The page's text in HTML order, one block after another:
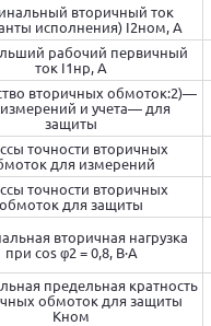
вторичный ток
исполнения) I2ном, А
рабочий первичный
ток I1нр, А
вторичных обмоток:2)—
и учета— для
защиты
точности вторичных
для измерений
точности вторичных
обмоток для защиты
вторичная нагрузка
при cos φ2 = 0,8, В·А
предельная кратность
обмоток для защиты
Кном